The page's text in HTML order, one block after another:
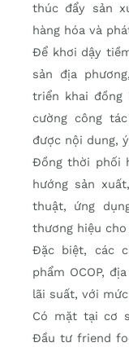
thúc đẩy sản
hàng hóa và
Để khơi dậy
sản địa
triển khai đồng
cường công
được nội dung,
Đồng thời phối
hướng sản
thuật, ứng
thương hiệu
Đặc biệt, các
phẩm OCOP,
lãi suất, với
Có mặt tại cơ
Đầu tư friend